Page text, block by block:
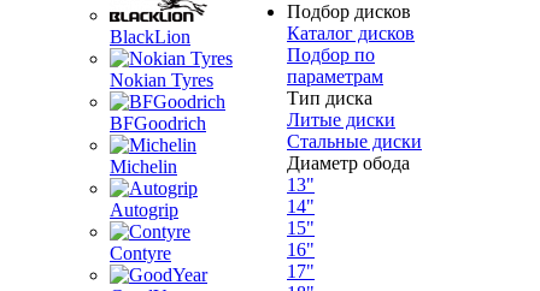
BlackLion
Nokian Tyres
BFGoodrich
Michelin
Autogrip
Contyre
Подбор дисков
Каталог дисков
Подбор по
параметрам
Тип диска
Литые диски
Стальные диски
Диаметр обода
13"
14"
15"
16"
17"